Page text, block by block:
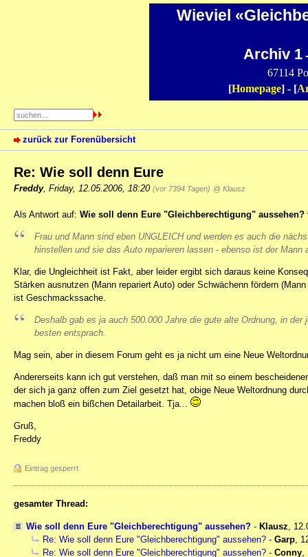
Wieviel
Archiv 1
67114
[Homepage] - [
zurück zur Forenübersicht
Re: Wie soll denn Eure
Freddy, Friday, 12.05.2006, 18:20 (vor 7394 Tagen) @ Klausz
Als Antwort auf: Wie soll denn Eure "Gleichberechtigung" aussehen?
Frau und Mann sind eben UNGLEICH und werden es auch die
hinstellen und sie das Auto reparieren lassen - ebenso ist der Mann
Klar, die Ungleichheit ist Fakt, aber leider ergibt sich daraus keine
Stärken ausnutzen (Mann repariert Auto) oder Schwächenn fördern
ist Geschmackssache.
Deshalb gab es ja auch 500.000 Jahre die gute alte Ordnung, in
besten entsprach.
Mag sein, aber in diesem Forum geht es ja nicht um eine Neue
Andererseits kann ich gut verstehen, daß man mit so einem
der sich ja ganz offen zum Ziel gesetzt hat, obige Neue Weltordnung
machen bloß ein bißchen Detailarbeit. Tja...
Gruß,
Freddy
Eintrag gesperrt
gesamter Thread:
Wie soll denn Eure "Gleichberechtigung" aussehen? - Klausz
Re: Wie soll denn Eure "Gleichberechtigung" aussehen? - Garp
Re: Wie soll denn Eure "Gleichberechtigung" aussehen? - Conny